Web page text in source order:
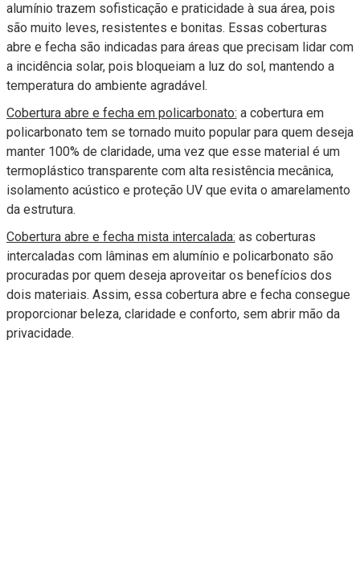
alumínio trazem sofisticação e praticidade à sua área, pois
são muito leves, resistentes e bonitas. Essas coberturas
abre e fecha são indicadas para áreas que precisam lidar com
a incidência solar, pois bloqueiam a luz do sol, mantendo a
temperatura do ambiente agradável.
Cobertura abre e fecha em policarbonato: a cobertura em
policarbonato tem se tornado muito popular para quem deseja
manter 100% de claridade, uma vez que esse material é um
termoplástico transparente com alta resistência mecânica,
isolamento acústico e proteção UV que evita o amarelamento
da estrutura.
Cobertura abre e fecha mista intercalada: as coberturas
intercaladas com lâminas em alumínio e policarbonato são
procuradas por quem deseja aproveitar os benefícios dos
dois materiais. Assim, essa cobertura abre e fecha consegue
proporcionar beleza, claridade e conforto, sem abrir mão da
privacidade.